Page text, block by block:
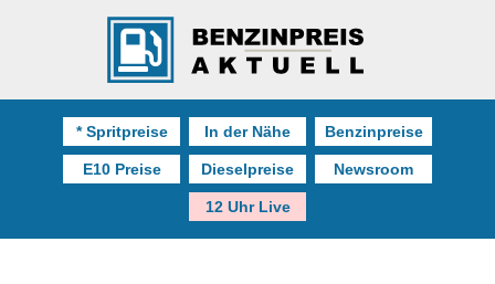
* Spritpreise In der Nähe Benzinpreise
E10 Preise Dieselpreise Newsroom
12 Uhr Live